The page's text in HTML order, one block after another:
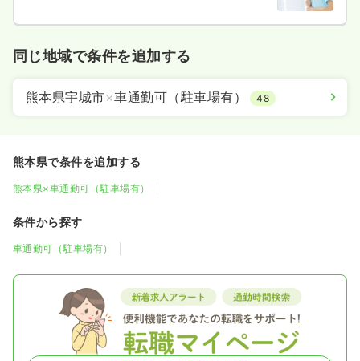
同じ地域で条件を追加する
熊本県宇城市×車通勤可（駐車場有） 48
熊本県で条件を追加する
熊本県×車通勤可（駐車場有）
条件から探す
車通勤可（駐車場有）